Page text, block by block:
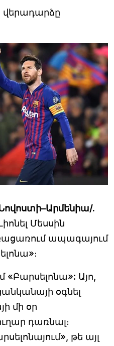
վերադարձը
.
Մեսսին
ապագայում
«Բարսելոնա»: Այո,
օգնել
մի օր
դառնալ։
թե այլ